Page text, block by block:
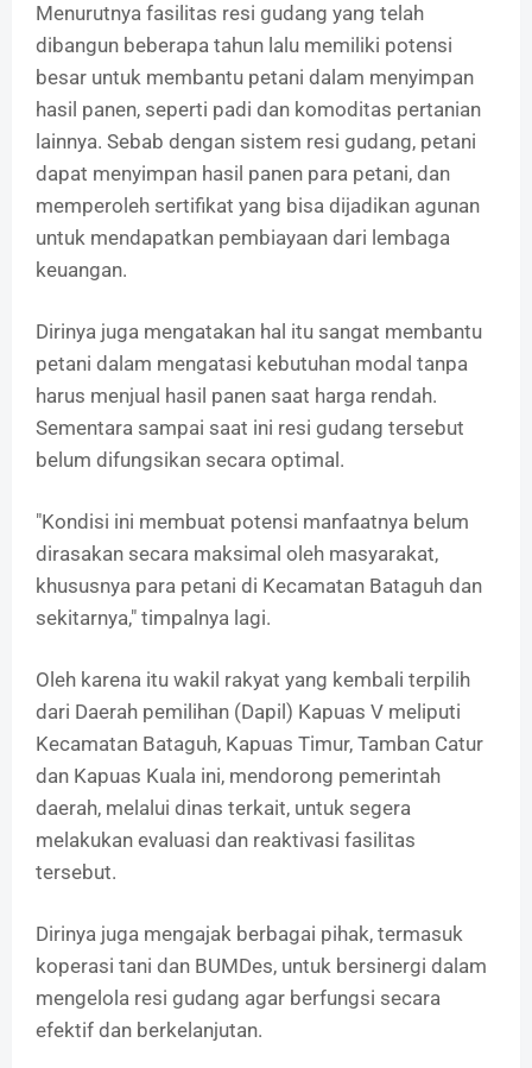
Menurutnya fasilitas resi gudang yang telah
dibangun beberapa tahun lalu memiliki potensi
besar untuk membantu petani dalam menyimpan
hasil panen, seperti padi dan komoditas pertanian
lainnya. Sebab dengan sistem resi gudang, petani
dapat menyimpan hasil panen para petani, dan
memperoleh sertifikat yang bisa dijadikan agunan
untuk mendapatkan pembiayaan dari lembaga
keuangan.
Dirinya juga mengatakan hal itu sangat membantu
petani dalam mengatasi kebutuhan modal tanpa
harus menjual hasil panen saat harga rendah.
Sementara sampai saat ini resi gudang tersebut
belum difungsikan secara optimal.
"Kondisi ini membuat potensi manfaatnya belum
dirasakan secara maksimal oleh masyarakat,
khususnya para petani di Kecamatan Bataguh dan
sekitarnya," timpalnya lagi.
Oleh karena itu wakil rakyat yang kembali terpilih
dari Daerah pemilihan (Dapil) Kapuas V meliputi
Kecamatan Bataguh, Kapuas Timur, Tamban Catur
dan Kapuas Kuala ini, mendorong pemerintah
daerah, melalui dinas terkait, untuk segera
melakukan evaluasi dan reaktivasi fasilitas
tersebut.
Dirinya juga mengajak berbagai pihak, termasuk
koperasi tani dan BUMDes, untuk bersinergi dalam
mengelola resi gudang agar berfungsi secara
efektif dan berkelanjutan.